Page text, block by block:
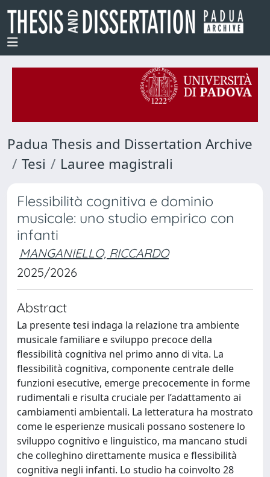
Padua Thesis and Dissertation Archive
Tesi
Lauree magistrali
Flessibilità cognitiva e dominio
musicale: uno studio empirico con
infanti
MANGANIELLO, RICCARDO
2025/2026
Abstract
La presente tesi indaga la relazione tra ambiente
musicale familiare e sviluppo precoce della
flessibilità cognitiva nel primo anno di vita. La
flessibilità cognitiva, componente centrale delle
funzioni esecutive, emerge precocemente in forme
rudimentali e risulta cruciale per l’adattamento ai
cambiamenti ambientali. La letteratura ha mostrato
come le esperienze musicali possano sostenere lo
sviluppo cognitivo e linguistico, ma mancano studi
che colleghino direttamente musica e flessibilità
cognitiva negli infanti. Lo studio ha coinvolto 28